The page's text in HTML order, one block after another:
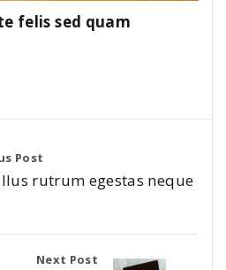
felis sed quam
Post
rutrum egestas neque
Next Post